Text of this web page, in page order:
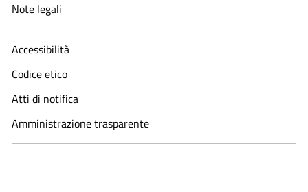
Note legali
Accessibilità
Codice etico
Atti di notifica
Amministrazione trasparente